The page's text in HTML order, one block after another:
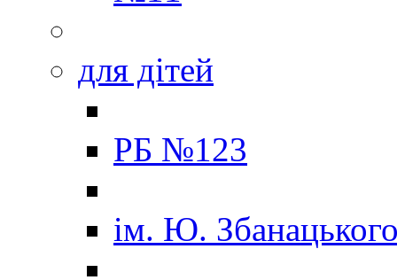
для дітей
РБ №123
ім. Ю.